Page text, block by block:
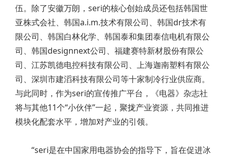
伍。除了安徽万朗，seri的核心创始成员还包括韩国世
亚株式会社、韩国a.i.m.技术有限公司、韩国dr技术有
限公司、韩国白林化学、韩国泰和集团泰信电机有限公
司、韩国designnext公司、福建赛特新材股份有限公
司、江苏凯德电控科技有限公司、上海迦南塑料有限公
司、深圳市建滔科技有限公司等十家制冷行业供应商。
与此同时，作为seri的宣传推广平台，《电器》杂志社
将与其他11个“小伙伴”一起，聚拢产业资源，共同推进
模块化配套水平，增加对产业的引领。
“seri是在中国家用电器协会的指导下，旨在促进冰